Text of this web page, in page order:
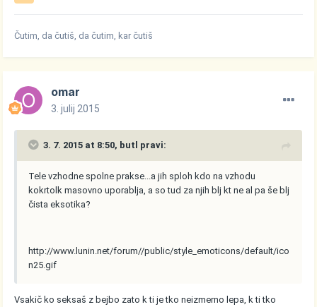
Čutim, da čutiš, da čutim, kar čutiš
omar
3. julij 2015
3. 7. 2015 at 8:50, butl pravi:
Tele vzhodne spolne prakse...a jih sploh kdo na vzhodu
kokrtolk masovno uporablja, a so tud za njih blj kt ne al pa še blj
čista eksotika?
http://www.lunin.net/forum//public/style_emoticons/default/ico
n25.gif
Vsakič ko seksaš z bejbo zato k ti je tko neizmerno lepa, k ti tko